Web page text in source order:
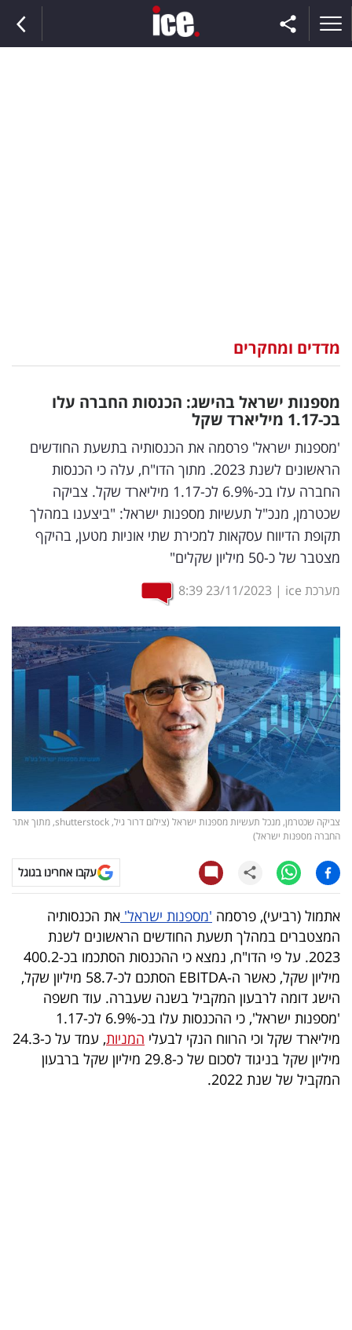
וצרכנות
דיגיטל
וטק
שיווק
ופרסום
משפט
ומחקרים
דעות
רכילות
עסקית
קריפטו
ויראלי
טלוויזיה
ספורט
קריירה
ולימודים
מינויים
רייטינג
רכב
בריאות
מדדים ומחקרים
מספנות ישראל בהישג: הכנסות החברה עלו
בכ-1.17 מיליארד שקל
'מספנות ישראל' פרסמה את הכנסותיה בתשעת החודשים
הראשונים לשנת 2023. מתוך הדו"ח, עלה כי הכנסות
החברה עלו בכ-6.9% לכ-1.17 מיליארד שקל. צביקה
שכטרמן, מנכ"ל תעשיות מספנות ישראל: "ביצענו במהלך
תקופת הדיווח עסקאות למכירת שתי אוניות מטען, בהיקף
מצטבר של כ-50 מיליון שקלים"
מערכת ice |
23/11/2023
8:39
צביקה שכטרמן, מנכל תעשיות מספנות ישראל (צילום דרור גיל, shutterstock, מתוך אתר
החברה מספנות ישראל)
עקבו אחרינו בגוגל
אתמול (רביעי), פרסמה 'מספנות ישראל' את הכנסותיה
המצטברים במהלך תשעת החודשים הראשונים לשנת
2023. על פי הדו"ח, נמצא כי ההכנסות הסתכמו בכ-400.2
מיליון שקל, כאשר ה-EBITDA הסתכם לכ-58.7 מיליון שקל,
הישג דומה לרבעון המקביל בשנה שעברה. עוד חשפה
'מספנות ישראל', כי ההכנסות עלו בכ-6.9% לכ-1.17
מיליארד שקל וכי הרווח הנקי לבעלי המניות
, עמד על כ-24.3
מיליון שקל בניגוד לסכום של כ-29.8 מיליון שקל ברבעון
המקביל של שנת 2022.